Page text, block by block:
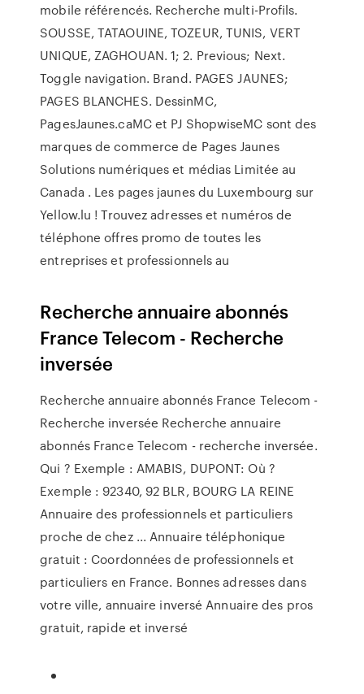
mobile référencés. Recherche multi-Profils.
SOUSSE, TATAOUINE, TOZEUR, TUNIS, VERT
UNIQUE, ZAGHOUAN. 1; 2. Previous; Next.
Toggle navigation. Brand. PAGES JAUNES;
PAGES BLANCHES. DessinMC,
PagesJaunes.caMC et PJ ShopwiseMC sont des
marques de commerce de Pages Jaunes
Solutions numériques et médias Limitée au
Canada . Les pages jaunes du Luxembourg sur
Yellow.lu ! Trouvez adresses et numéros de
téléphone offres promo de toutes les
entreprises et professionnels au
Recherche annuaire abonnés
France Telecom - Recherche
inversée
Recherche annuaire abonnés France Telecom -
Recherche inversée Recherche annuaire
abonnés France Telecom - recherche inversée.
Qui ? Exemple : AMABIS, DUPONT: Où ?
Exemple : 92340, 92 BLR, BOURG LA REINE
Annuaire des professionnels et particuliers
proche de chez ... Annuaire téléphonique
gratuit : Coordonnées de professionnels et
particuliers en France. Bonnes adresses dans
votre ville, annuaire inversé Annuaire des pros
gratuit, rapide et inversé